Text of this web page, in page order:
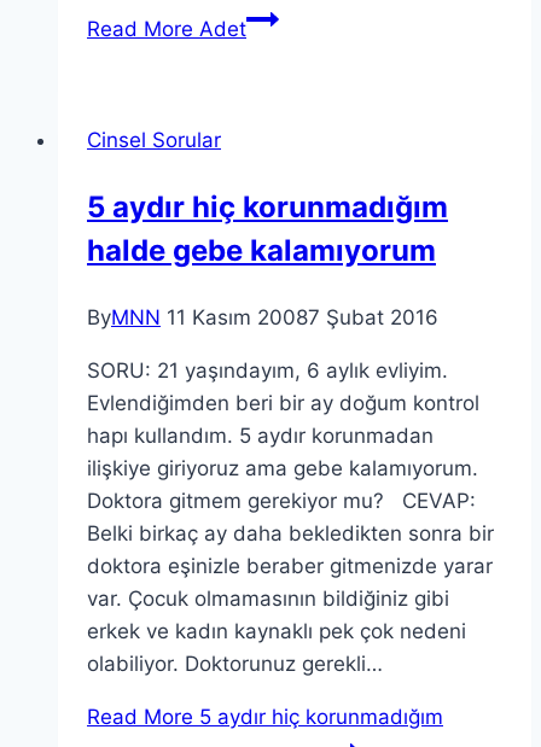
Read More Adet
Cinsel Sorular
5 aydır hiç korunmadığım
halde gebe kalamıyorum
ByMNN 11 Kasım 20087 Şubat 2016
SORU: 21 yaşındayım, 6 aylık evliyim.
Evlendiğimden beri bir ay doğum kontrol
hapı kullandım. 5 aydır korunmadan
ilişkiye giriyoruz ama gebe kalamıyorum.
Doktora gitmem gerekiyor mu? CEVAP:
Belki birkaç ay daha bekledikten sonra bir
doktora eşinizle beraber gitmenizde yarar
var. Çocuk olmamasının bildiğiniz gibi
erkek ve kadın kaynaklı pek çok nedeni
olabiliyor. Doktorunuz gerekli…
Read More 5 aydır hiç korunmadığım